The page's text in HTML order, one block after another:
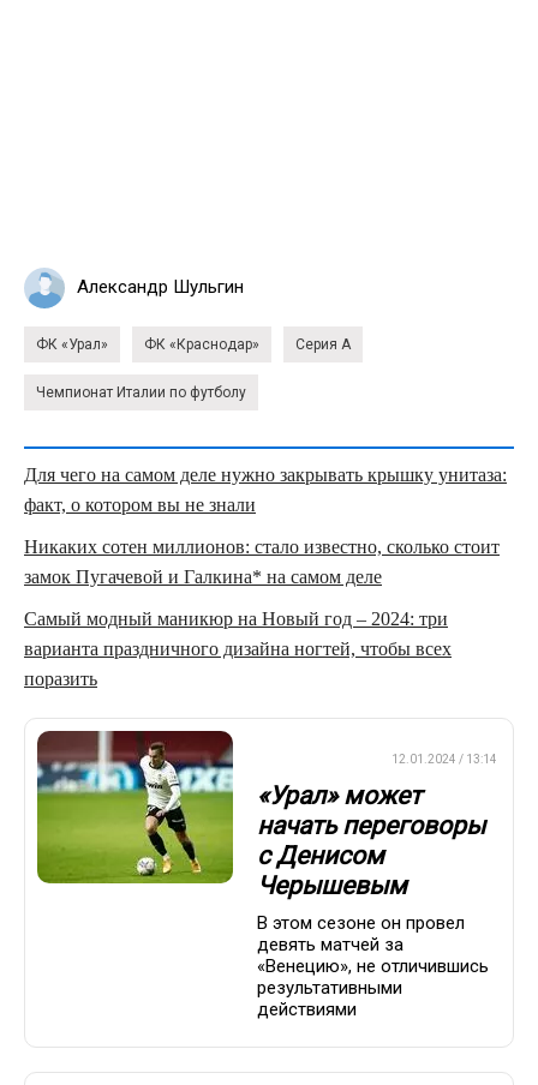
Александр Шульгин
ФК «Урал» ФК «Краснодар» Серия А
Чемпионат Италии по футболу
Для чего на самом деле нужно закрывать крышку унитаза:
факт, о котором вы не знали
Никаких сотен миллионов: стало известно, сколько стоит
замок Пугачевой и Галкина* на самом деле
Самый модный маникюр на Новый год – 2024: три
варианта праздничного дизайна ногтей, чтобы всех
поразить
12.01.2024 / 13:14
«Урал» может
начать переговоры
с Денисом
Черышевым
В этом сезоне он провел
девять матчей за
«Венецию», не отличившись
результативными
действиями